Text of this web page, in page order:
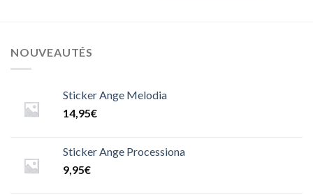
NOUVEAUTÉS
Sticker Ange Melodia
14,95€
Sticker Ange Processiona
9,95€